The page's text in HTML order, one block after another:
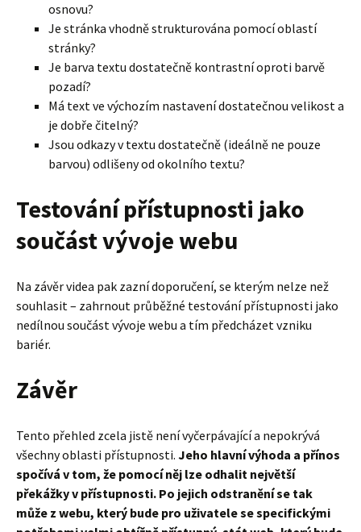
osnovu?
Je stránka vhodně strukturována pomocí oblastí
stránky?
Je barva textu dostatečně kontrastní oproti barvě
pozadí?
Má text ve výchozím nastavení dostatečnou velikost a
je dobře čitelný?
Jsou odkazy v textu dostatečně (ideálně ne pouze
barvou) odlišeny od okolního textu?
Testování přístupnosti jako
součást vývoje webu
Na závěr videa pak zazní doporučení, se kterým nelze než
souhlasit – zahrnout průběžné testování přístupnosti jako
nedílnou součást vývoje webu a tím předcházet vzniku
bariér.
Závěr
Tento přehled zcela jistě není vyčerpávající a nepokrývá
všechny oblasti přístupnosti. Jeho hlavní výhoda a přínos
spočívá v tom, že pomocí něj lze odhalit největší
překážky v přístupnosti. Po jejich odstranění se tak
může z webu, který bude pro uživatele se specifickými